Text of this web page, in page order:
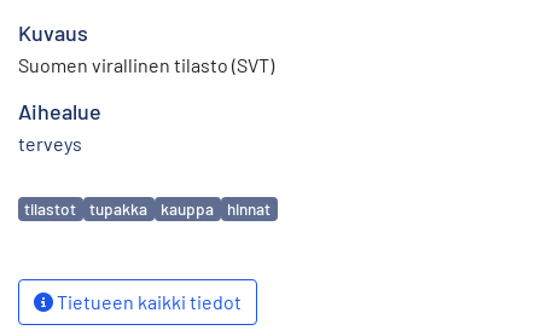
Kuvaus
Suomen virallinen tilasto (SVT)
Aihealue
terveys
Avainsanat
tilastot tupakka kauppa hinnat
Tietueen kaikki tiedot